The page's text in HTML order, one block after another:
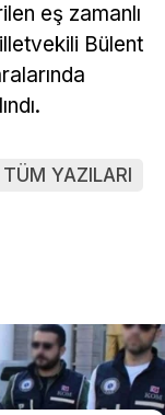
eş zamanlı
Bülent
TÜM YAZILARI